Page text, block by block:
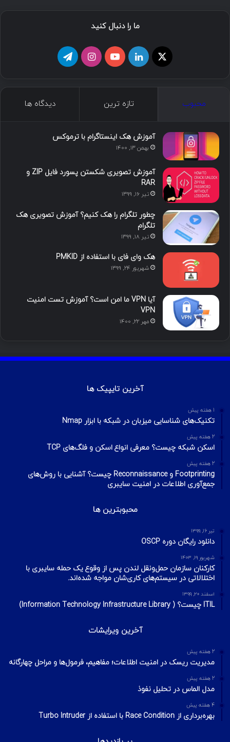
ما را دنبال کنید
د
ی
ن
و
ت
گ
ا
ا
محبوب تازه ترین دیدگاه ها
آموزش هک اینستاگرام با ترموکس
بهمن ۱۳, ۱۴۰۰
آموزش تصویری شکستن پسورد فایل ZIP و
RAR
تیر ۱۶, ۱۳۹۹
چطور تلگرام را هک کنیم؟ آموزش تصویری هک
تلگرام
تیر ۱۸, ۱۳۹۹
هک وای فای با استفاده از PMKID
شهریور ۲۴, ۱۳۹۹
آیا VPN ما امن است؟ آموزش تست امنیت
VPN
مهر ۲۲, ۱۴۰۰
آخرین تایپیک ها
1 هفته پیش
تکنیک‌های شناسایی میزبان در شبکه با ابزار Nmap
2 هفته پیش
اسکن شبکه چیست؟ معرفی انواع اسکن و فلگ‌های TCP
2 هفته پیش
Footprinting و Reconnaissance چیست؟ آشنایی با روش‌های
جمع‌آوری اطلاعات در امنیت سایبری
محبوبترین ها
تیر ۱۶, ۱۳۹۹
دانلود رایگان دوره OSCP
شهریور ۱۹, ۱۴۰۳
کارکنان سازمان حمل‌ونقل لندن پس از وقوع یک حمله سایبری با
اختلالاتی در سیستم‌های کاری‌شان مواجه شده‌اند.
اسفند ۲۰, ۱۳۹۹
ITIL چیست؟ ( Information Technology Infrastructure Library)
آخرین ویرایشات
2 هفته پیش
مدیریت ریسک در امنیت اطلاعات؛ مفاهیم، فرمول‌ها و مراحل چهارگانه
2 هفته پیش
مدل الماس در تحلیل نفوذ
4 هفته پیش
بهره‌برداری از Race Condition با استفاده از Turbo Intruder